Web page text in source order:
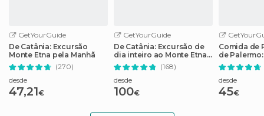
GetYourGuide
De Catânia: Excursão
Monte Etna pela Manhã
(270)
desde
47,21€
GetYourGuide
De Catânia: Excursão de
dia inteiro ao Monte Etna
e Taormina
(168)
desde
100€
Comida de
de
desde
45€